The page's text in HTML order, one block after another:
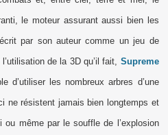
le moteur assurant aussi bien les
par son auteur comme un jeu de
de la 3D qu’il fait, Supreme
d’utiliser les nombreux arbres d’une
ne résistent jamais bien longtemps et
ou même par le souffle de l’explosion